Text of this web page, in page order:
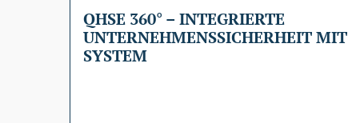
QHSE 360° – INTEGRIERTE
UNTERNEHMENSSICHERHEIT MIT
SYSTEM